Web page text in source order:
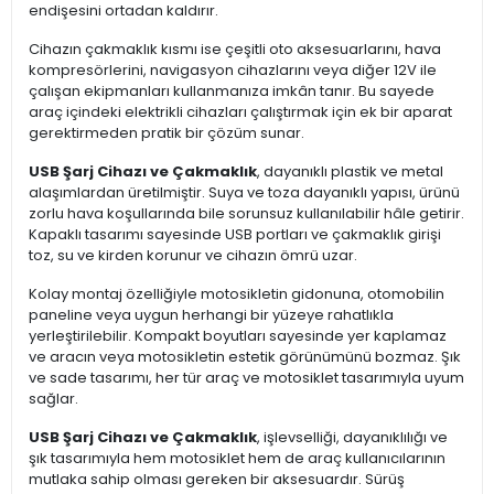
endişesini ortadan kaldırır.
Cihazın çakmaklık kısmı ise çeşitli oto aksesuarlarını, hava
kompresörlerini, navigasyon cihazlarını veya diğer 12V ile
çalışan ekipmanları kullanmanıza imkân tanır. Bu sayede
araç içindeki elektrikli cihazları çalıştırmak için ek bir aparat
gerektirmeden pratik bir çözüm sunar.
USB Şarj Cihazı ve Çakmaklık, dayanıklı plastik ve metal
alaşımlardan üretilmiştir. Suya ve toza dayanıklı yapısı, ürünü
zorlu hava koşullarında bile sorunsuz kullanılabilir hâle getirir.
Kapaklı tasarımı sayesinde USB portları ve çakmaklık girişi
toz, su ve kirden korunur ve cihazın ömrü uzar.
Kolay montaj özelliğiyle motosikletin gidonuna, otomobilin
paneline veya uygun herhangi bir yüzeye rahatlıkla
yerleştirilebilir. Kompakt boyutları sayesinde yer kaplamaz
ve aracın veya motosikletin estetik görünümünü bozmaz. Şık
ve sade tasarımı, her tür araç ve motosiklet tasarımıyla uyum
sağlar.
USB Şarj Cihazı ve Çakmaklık, işlevselliği, dayanıklılığı ve
şık tasarımıyla hem motosiklet hem de araç kullanıcılarının
mutlaka sahip olması gereken bir aksesuardır. Sürüş